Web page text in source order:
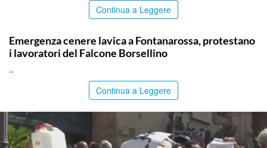
Continua a Leggere
Emergenza cenere lavica a Fontanarossa, protestano
i lavoratori del Falcone Borsellino
..
Continua a Leggere